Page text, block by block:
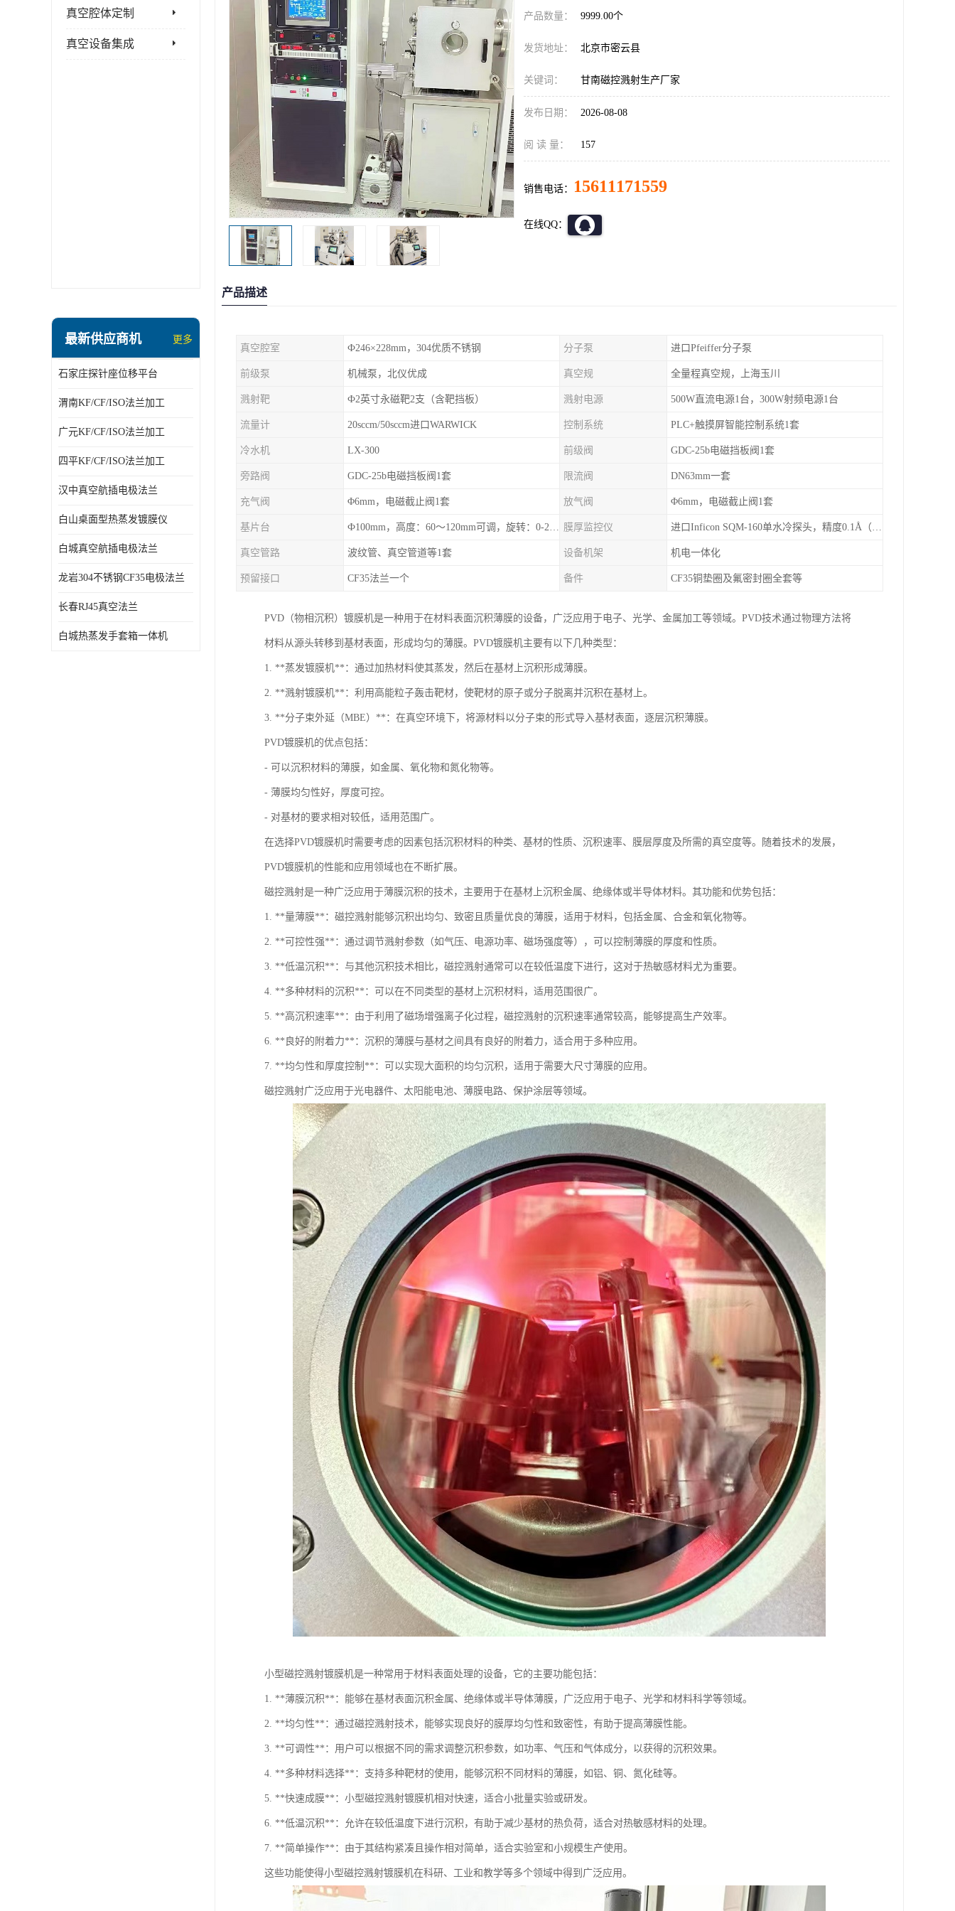
真空腔体定制
真空设备集成
最新供应商机 更多
石家庄探针座位移平台
渭南KF/CF/ISO法兰加工
广元KF/CF/ISO法兰加工
四平KF/CF/ISO法兰加工
汉中真空航插电极法兰
白山桌面型热蒸发镀膜仪
白城真空航插电极法兰
龙岩304不锈钢CF35电极法兰
长春RJ45真空法兰
白城热蒸发手套箱一体机
产品数量： 9999.00个
发货地址： 北京市密云县
关键词： 甘南磁控溅射生产厂家
发布日期： 2026-08-08
阅 读 量： 157
销售电话： 15611171559
在线QQ：
产品描述
真空腔室 Ф246×228mm，304优质不锈钢 分子泵 进口Pfeiffer分子泵
前级泵 机械泵，北仪优成 真空规 全量程真空规，上海玉川
溅射靶 Ф2英寸永磁靶2支（含靶挡板） 溅射电源 500W直流电源1台，300W射频电源1台
流量计 20sccm/50sccm进口WARWICK 控制系统 PLC+触摸屏智能控制系统1套
冷水机 LX-300 前级阀 GDC-25b电磁挡板阀1套
旁路阀 GDC-25b电磁挡板阀1套 限流阀 DN63mm一套
充气阀 Φ6mm，电磁截止阀1套 放气阀 Φ6mm，电磁截止阀1套
基片台 Ф100mm，高度：60～120mm可调，旋转：0-20r/min可调，可加热至300℃ 膜厚监控仪 进口Inficon SQM-160单水冷探头，精度0.1Å（选配）
真空管路 波纹管、真空管道等1套 设备机架 机电一体化
预留接口 CF35法兰一个 备件 CF35铜垫圈及氟密封圈全套等
PVD（物相沉积）镀膜机是一种用于在材料表面沉积薄膜的设备，广泛应用于电子、光学、金属加工等领域。PVD技术通过物理方法将
材料从源头转移到基材表面，形成均匀的薄膜。PVD镀膜机主要有以下几种类型：
1. **蒸发镀膜机**：通过加热材料使其蒸发，然后在基材上沉积形成薄膜。
2. **溅射镀膜机**：利用高能粒子轰击靶材，使靶材的原子或分子脱离并沉积在基材上。
3. **分子束外延（MBE）**：在真空环境下，将源材料以分子束的形式导入基材表面，逐层沉积薄膜。
PVD镀膜机的优点包括：
- 可以沉积材料的薄膜，如金属、氧化物和氮化物等。
- 薄膜均匀性好，厚度可控。
- 对基材的要求相对较低，适用范围广。
在选择PVD镀膜机时需要考虑的因素包括沉积材料的种类、基材的性质、沉积速率、膜层厚度及所需的真空度等。随着技术的发展，
PVD镀膜机的性能和应用领域也在不断扩展。
磁控溅射是一种广泛应用于薄膜沉积的技术，主要用于在基材上沉积金属、绝缘体或半导体材料。其功能和优势包括：
1. **量薄膜**：磁控溅射能够沉积出均匀、致密且质量优良的薄膜，适用于材料，包括金属、合金和氧化物等。
2. **可控性强**：通过调节溅射参数（如气压、电源功率、磁场强度等），可以控制薄膜的厚度和性质。
3. **低温沉积**：与其他沉积技术相比，磁控溅射通常可以在较低温度下进行，这对于热敏感材料尤为重要。
4. **多种材料的沉积**：可以在不同类型的基材上沉积材料，适用范围很广。
5. **高沉积速率**：由于利用了磁场增强离子化过程，磁控溅射的沉积速率通常较高，能够提高生产效率。
6. **良好的附着力**：沉积的薄膜与基材之间具有良好的附着力，适合用于多种应用。
7. **均匀性和厚度控制**：可以实现大面积的均匀沉积，适用于需要大尺寸薄膜的应用。
磁控溅射广泛应用于光电器件、太阳能电池、薄膜电路、保护涂层等领域。
小型磁控溅射镀膜机是一种常用于材料表面处理的设备，它的主要功能包括：
1. **薄膜沉积**：能够在基材表面沉积金属、绝缘体或半导体薄膜，广泛应用于电子、光学和材料科学等领域。
2. **均匀性**：通过磁控溅射技术，能够实现良好的膜厚均匀性和致密性，有助于提高薄膜性能。
3. **可调性**：用户可以根据不同的需求调整沉积参数，如功率、气压和气体成分，以获得的沉积效果。
4. **多种材料选择**：支持多种靶材的使用，能够沉积不同材料的薄膜，如铝、铜、氮化硅等。
5. **快速成膜**：小型磁控溅射镀膜机相对快速，适合小批量实验或研发。
6. **低温沉积**：允许在较低温度下进行沉积，有助于减少基材的热负荷，适合对热敏感材料的处理。
7. **简单操作**：由于其结构紧凑且操作相对简单，适合实验室和小规模生产使用。
这些功能使得小型磁控溅射镀膜机在科研、工业和教学等多个领域中得到广泛应用。